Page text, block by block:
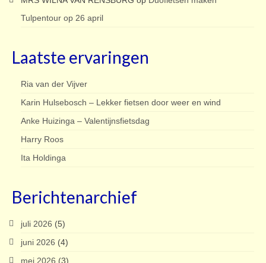
Tulpentour op 26 april
Laatste ervaringen
Ria van der Vijver
Karin Hulsebosch – Lekker fietsen door weer en wind
Anke Huizinga – Valentijnsfietsdag
Harry Roos
Ita Holdinga
Berichtenarchief
juli 2026 (5)
juni 2026 (4)
mei 2026 (3)